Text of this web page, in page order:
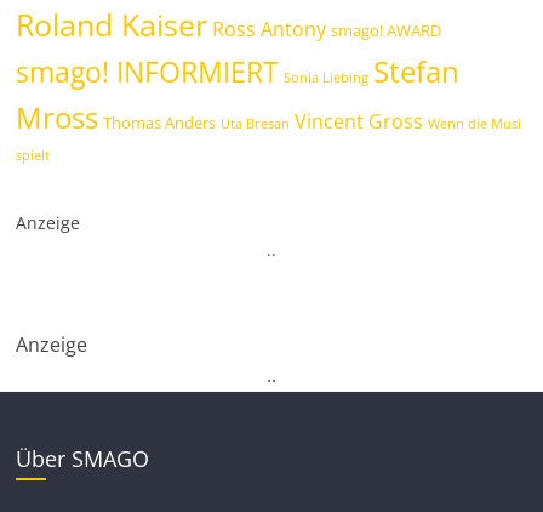
Roland Kaiser Ross Antony smago! AWARD
smago! INFORMIERT Sonia Liebing Stefan
Mross Thomas Anders Uta Bresan Vincent Gross Wenn die Musi
spielt
Anzeige
..
Anzeige
..
Über SMAGO